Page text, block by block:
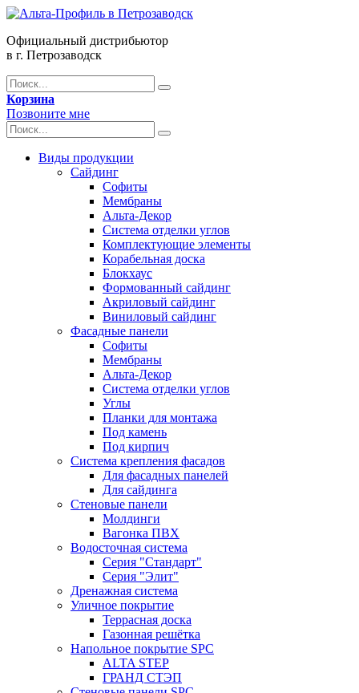
Официальный дистрибьютор
в г. Петрозаводск
Корзина
Позвоните мне
Виды продукции
Сайдинг
Софиты
Мембраны
Альта-Декор
Система отделки углов
Комплектующие элементы
Корабельная доска
Блокхаус
Формованный сайдинг
Акриловый сайдинг
Виниловый сайдинг
Фасадные панели
Софиты
Мембраны
Альта-Декор
Система отделки углов
Углы
Планки для монтажа
Под камень
Под кирпич
Система крепления фасадов
Для фасадных панелей
Для сайдинга
Стеновые панели
Молдинги
Вагонка ПВХ
Водосточная система
Серия "Стандарт"
Серия "Элит"
Дренажная система
Уличное покрытие
Террасная доска
Газонная решётка
Напольное покрытие SPC
ALTA STEP
ГРАНД СТЭП